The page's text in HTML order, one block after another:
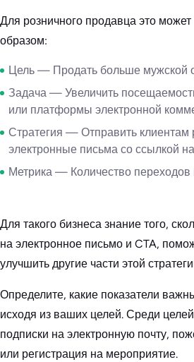
Для розничного продавца это
образом:
Цель — Продать больше мужской
Задача — Увеличить
или платформы электронной
Стратегия — Отправить клиентам
электронные письма со ссылкой
Метрика — Количество переходов
Для такого бизнеса знание того,
на электронное письмо и CTA,
улучшить другие части этой
Определите, какие показатели
исходя из ваших целей. Среди
подписки на электронную почту,
или регистрация на мероприятие.